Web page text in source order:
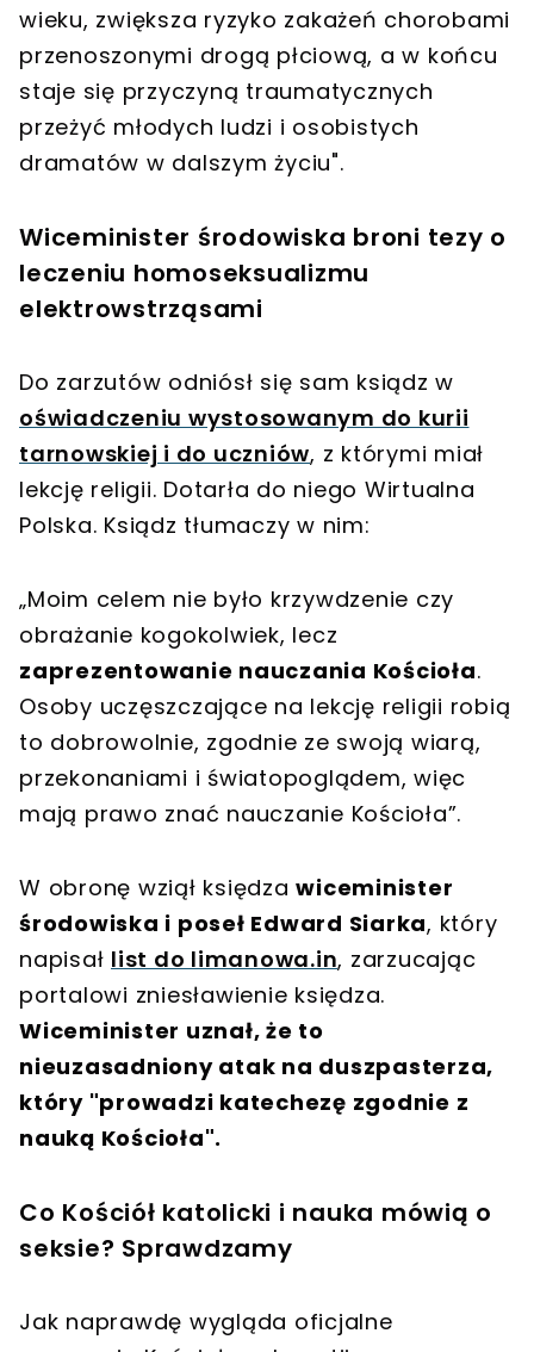
wieku, zwiększa ryzyko zakażeń chorobami
przenoszonymi drogą płciową, a w końcu
staje się przyczyną traumatycznych
przeżyć młodych ludzi i osobistych
dramatów w dalszym życiu".
Wiceminister środowiska broni tezy o
leczeniu homoseksualizmu
elektrowstrząsami
Do zarzutów odniósł się sam ksiądz w
oświadczeniu wystosowanym do kurii
tarnowskiej i do uczniów, z którymi miał
lekcję religii. Dotarła do niego Wirtualna
Polska. Ksiądz tłumaczy w nim:
„Moim celem nie było krzywdzenie czy
obrażanie kogokolwiek, lecz
zaprezentowanie nauczania Kościoła.
Osoby uczęszczające na lekcję religii robią
to dobrowolnie, zgodnie ze swoją wiarą,
przekonaniami i światopoglądem, więc
mają prawo znać nauczanie Kościoła”.
W obronę wziął księdzawiceminister
środowiska i poseł Edward Siarka, który
napisał list do limanowa.in, zarzucając
portalowi zniesławienie księdza.
Wiceminister uznał, że to
nieuzasadniony atak na duszpasterza,
który "prowadzi katechezę zgodnie z
nauką Kościoła".
Co Kościół katolicki i nauka mówią o
seksie? Sprawdzamy
Jak naprawdę wygląda oficjalne